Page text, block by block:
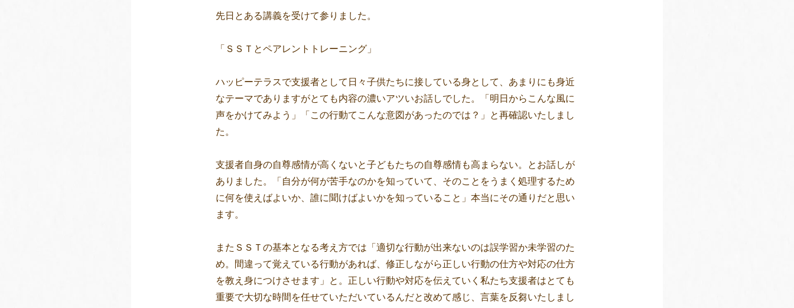
先日とある講義を受けて参りました。
「ＳＳＴとペアレントトレーニング」
ハッピーテラスで支援者として日々子供たちに接している身として、あまりにも身近
なテーマでありますがとても内容の濃いアツいお話しでした。「明日からこんな風に
声をかけてみよう」「この行動てこんな意図があったのでは？」と再確認いたしまし
た。
支援者自身の自尊感情が高くないと子どもたちの自尊感情も高まらない。とお話しが
ありました。「自分が何が苦手なのかを知っていて、そのことをうまく処理するため
に何を使えばよいか、誰に聞けばよいかを知っていること」本当にその通りだと思い
ます。
またＳＳＴの基本となる考え方では「適切な行動が出来ないのは誤学習か未学習のた
め。間違って覚えている行動があれば、修正しながら正しい行動の仕方や対応の仕方
を教え身につけさせます」と。正しい行動や対応を伝えていく私たち支援者はとても
重要で大切な時間を任せていただいているんだと改めて感じ、言葉を反芻いたしまし